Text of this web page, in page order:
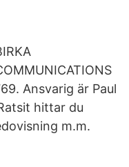
Ansvarig är Paul
hittar du
m.m.